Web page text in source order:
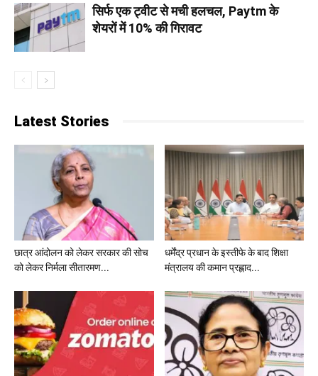
सिर्फ एक ट्वीट से मची हलचल, Paytm के
शेयरों में 10% की गिरावट
Latest Stories
छात्र आंदोलन को लेकर सरकार की सोच
को लेकर निर्मला सीतारमण...
धर्मेंद्र प्रधान के इस्तीफे के बाद शिक्षा
मंत्रालय की कमान प्रह्लाद...